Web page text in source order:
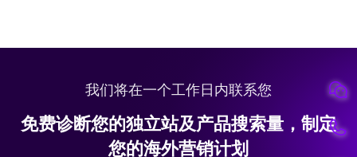
我们将在一个工作日内联系您
免费诊断您的独立站及产品搜索量，制定
您的海外营销计划